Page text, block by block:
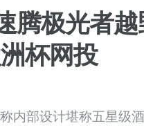
腾极光者
杯网投
内部设计堪称五星级